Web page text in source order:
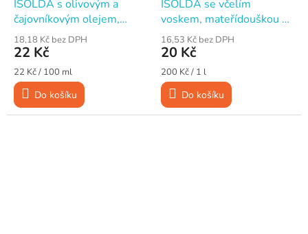
ISOLDA s olivovým a
čajovníkovým olejem,
regenerační krém na ruce,
100 ml
18,18 Kč bez DPH
22 Kč
Měrná
cena:
22 Kč / 100 ml
Do košíku
ISOLDA se včelím
voskem, mateřídouškou a
UV filtrem, hydratační
krém na ruce, 100 ml
16,53 Kč bez DPH
20 Kč
Měrná
cena:
200 Kč / 1 l
Do košíku